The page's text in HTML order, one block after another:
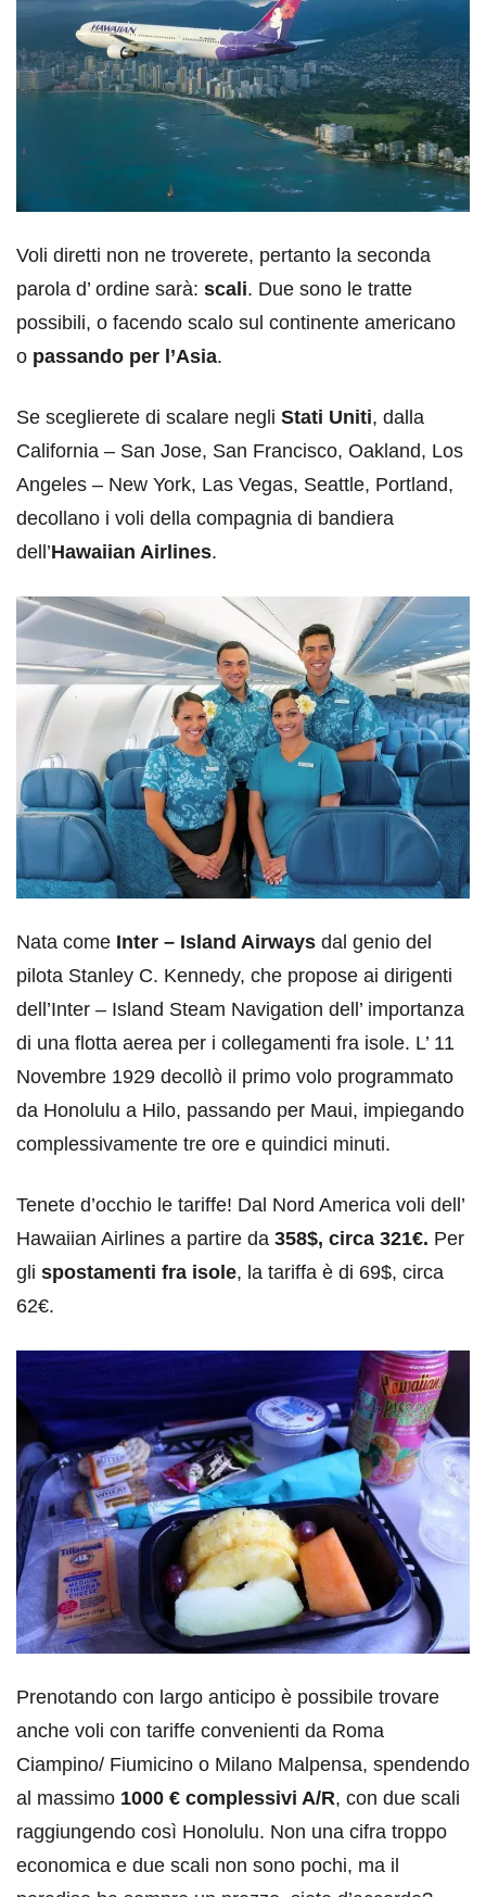
Voli diretti non ne troverete, pertanto la seconda
parola d’ ordine sarà: scali. Due sono le tratte
possibili, o facendo scalo sul continente americano
o passando per l’Asia.
Se sceglierete di scalare negli Stati Uniti, dalla
California – San Jose, San Francisco, Oakland, Los
Angeles – New York, Las Vegas, Seattle, Portland,
decollano i voli della compagnia di bandiera
dell’Hawaiian Airlines.
Nata come Inter – Island Airways dal genio del
pilota Stanley C. Kennedy, che propose ai dirigenti
dell’Inter – Island Steam Navigation dell’ importanza
di una flotta aerea per i collegamenti fra isole. L’ 11
Novembre 1929 decollò il primo volo programmato
da Honolulu a Hilo, passando per Maui, impiegando
complessivamente tre ore e quindici minuti.
Tenete d’occhio le tariffe! Dal Nord America voli dell’
Hawaiian Airlines a partire da 358$, circa 321€. Per
gli spostamenti fra isole, la tariffa è di 69$, circa
62€.
Prenotando con largo anticipo è possibile trovare
anche voli con tariffe convenienti da Roma
Ciampino/ Fiumicino o Milano Malpensa, spendendo
al massimo 1000 € complessivi A/R, con due scali
raggiungendo così Honolulu. Non una cifra troppo
economica e due scali non sono pochi, ma il